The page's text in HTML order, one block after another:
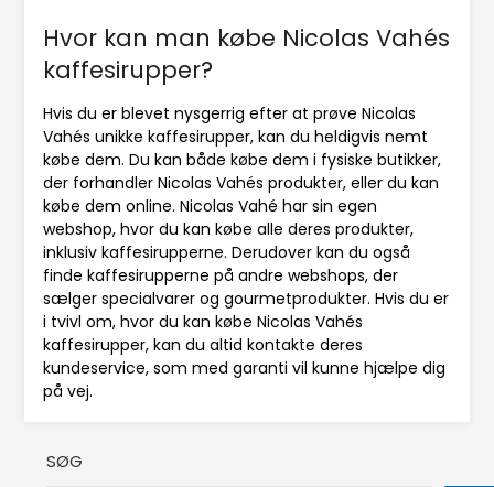
Hvor kan man købe Nicolas Vahés
kaffesirupper?
Hvis du er blevet nysgerrig efter at prøve Nicolas
Vahés unikke kaffesirupper, kan du heldigvis nemt
købe dem. Du kan både købe dem i fysiske butikker,
der forhandler Nicolas Vahés produkter, eller du kan
købe dem online. Nicolas Vahé har sin egen
webshop, hvor du kan købe alle deres produkter,
inklusiv kaffesirupperne. Derudover kan du også
finde kaffesirupperne på andre webshops, der
sælger specialvarer og gourmetprodukter. Hvis du er
i tvivl om, hvor du kan købe Nicolas Vahés
kaffesirupper, kan du altid kontakte deres
kundeservice, som med garanti vil kunne hjælpe dig
på vej.
SØG